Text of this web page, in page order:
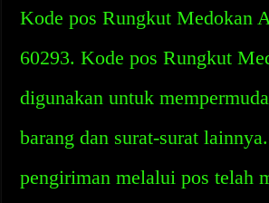
Kode pos Rungkut Medokan
60293. Kode pos Rungkut
digunakan untuk
barang dan surat-surat
pengiriman melalui pos telah